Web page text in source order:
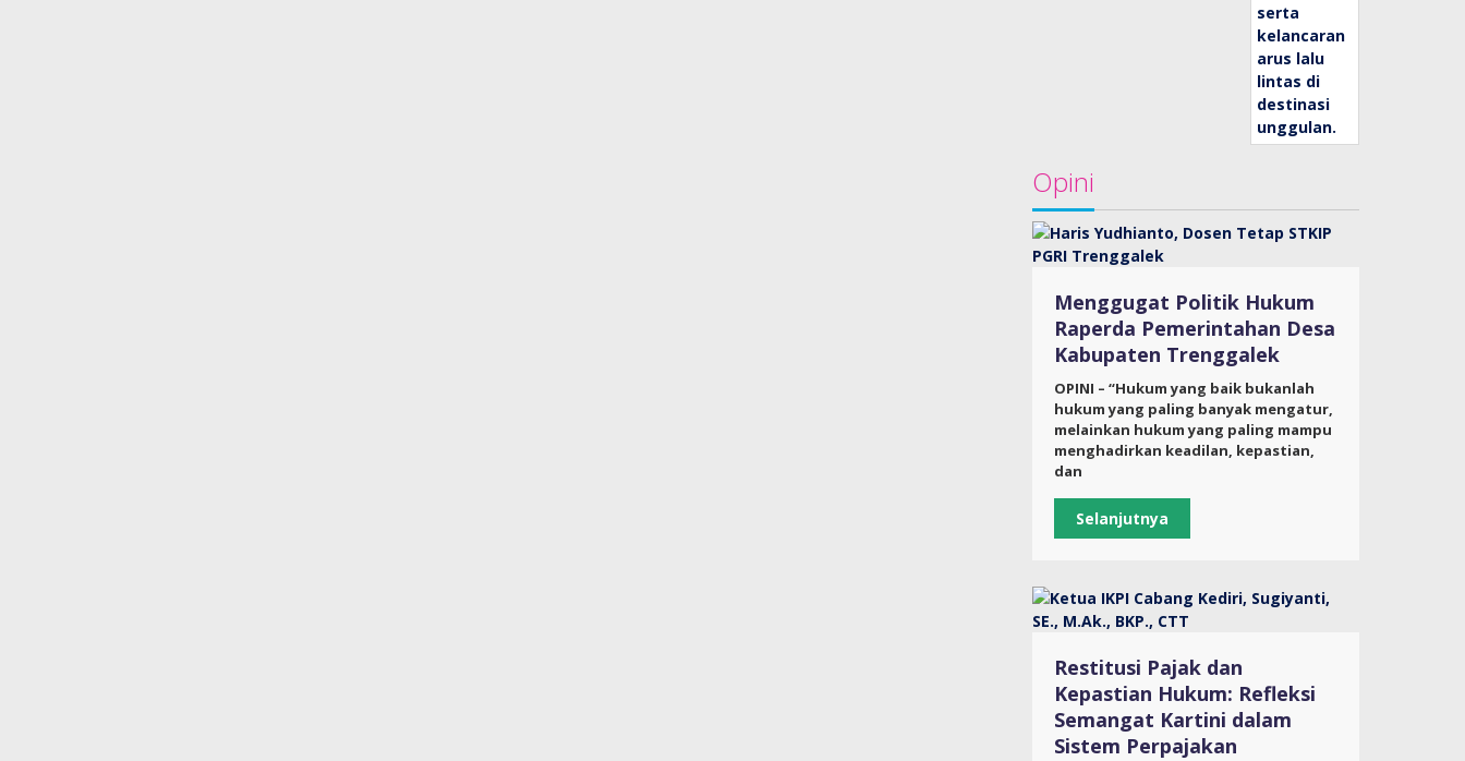
Opini
Menggugat Politik Hukum
Raperda Pemerintahan Desa
Kabupaten Trenggalek
OPINI – “Hukum yang baik bukanlah
hukum yang paling banyak mengatur,
melainkan hukum yang paling mampu
menghadirkan keadilan, kepastian,
dan
Selanjutnya
Restitusi Pajak dan
Kepastian Hukum: Refleksi
Semangat Kartini dalam
Sistem Perpajakan